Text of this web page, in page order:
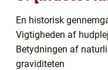
En historisk
Vigtigheden af
Betydningen af
graviditeten